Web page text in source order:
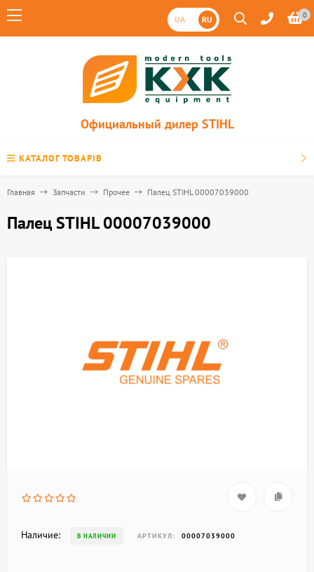
UA RU 0
Официальный дилер STIHL
КАТАЛОГ ТОВАРІВ
Главная Запчасти Прочее Палец STIHL 00007039000
Палец STIHL 00007039000
Наличие: В НАЛИЧИИ АРТИКУЛ: 00007039000